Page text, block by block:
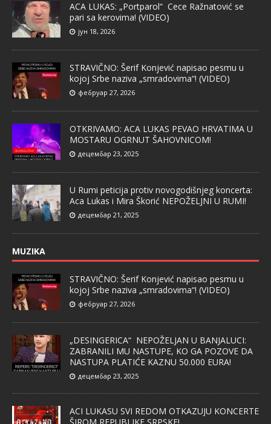
ACA LUKAS: „Portparol“ Cece Ražnatović se
pari sa kerovima! (VIDEO)
јун 18, 2026
STRAVIČNO: Šerif Konjević napisao pesmu u
kojoj Srbe naziva „smradovima“! (VIDEO)
фебруар 27, 2026
OTKRIVAMO: ACA LUKAS PEVAO HRVATIMA U
MOSTARU OGRNUT ŠAHOVNICOM!
децембар 23, 2025
U Rumi peticija protiv novogodišnjeg koncerta:
Aca Lukas i Mira Škorić NEPOŽELJNI U RUMI!
децембар 21, 2025
MUZIKA
STRAVIČNO: Šerif Konjević napisao pesmu u
kojoj Srbe naziva „smradovima“! (VIDEO)
фебруар 27, 2026
„DESINGERICA“ NEPOŽELJAN U BANJALUCI:
ZABRANILI MU NASTUPE, KO GA POZOVE DA
NASTUPA PLATIĆE KAZNU 50.000 EURA!
децембар 23, 2025
ACI LUKASU SVI REDOM OTKAZUJU KONCERTE